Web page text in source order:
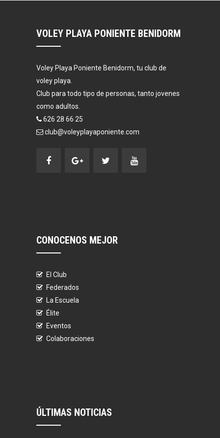
VOLEY PLAYA PONIENTE BENIDORM
Voley Playa Poniente Benidorm, tu club de
voley playa.
Club para todo tipo de personas, tanto jovenes
como adultos.
626 28 66 25
club@voleyplayaponiente.com
CONOCENOS MEJOR
El Club
Federados
La Escuela
Élite
Eventos
Colaboraciones
ÚLTIMAS NOTICIAS